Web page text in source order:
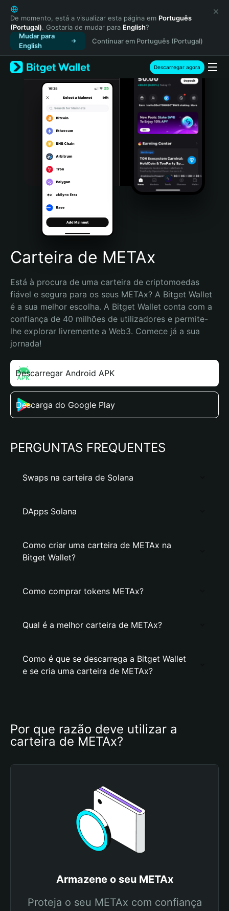
English
日本語
Tiếng Việt
Русский
Español (Latinoamérica)
Türkçe
Italiano
Português (Portugal)
Bahasa Indonesia
Português (Brasil)
Español (Argentina)
De momento, está a visualizar esta página em Português
(Portugal). Gostaria de mudar para English?
Mudar para
English
Continuar em Português (Portugal)
Descarregar agora
Carteira de METAx
Está à procura de uma carteira de criptomoedas
fiável e segura para os seus METAx? A Bitget Wallet
é a sua melhor escolha. A Bitget Wallet conta com a
confiança de 40 milhões de utilizadores e permite-
lhe explorar livremente a Web3. Comece já a sua
jornada!
Descarregar Android APK
Descarga do Google Play
PERGUNTAS FREQUENTES
Swaps na carteira de Solana
DApps Solana
Como criar uma carteira de METAx na
Bitget Wallet?
Como comprar tokens METAx?
Qual é a melhor carteira de METAx?
Como é que se descarrega a Bitget Wallet
e se cria uma carteira de METAx?
Por que razão deve utilizar a
carteira de METAx?
Armazene o seu METAx
Proteja o seu METAx com confiança